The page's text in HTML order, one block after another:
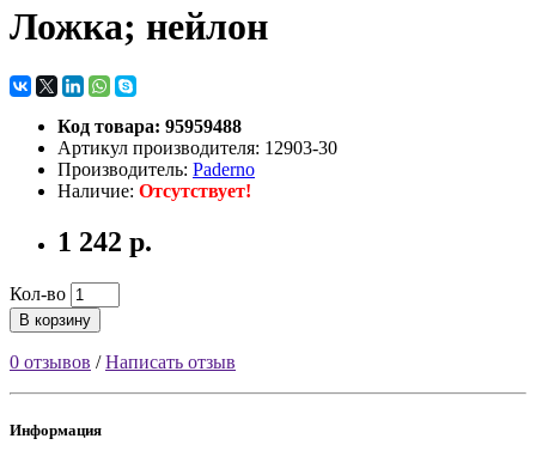
Ложка; нейлон
Код товара: 95959488
Артикул производителя: 12903-30
Производитель: Paderno
Наличие: Отсутствует!
1 242 р.
Кол-во
В корзину
0 отзывов /Написать отзыв
Информация